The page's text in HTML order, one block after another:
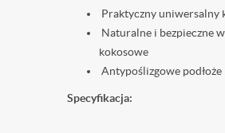
Praktyczny uniwersalny
Naturalne i bezpieczne
kokosowe
Antypoślizgowe podłoże
Specyfikacja: